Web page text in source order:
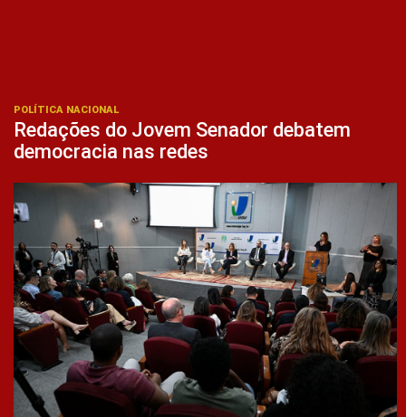
POLÍTICA NACIONAL
Redações do Jovem Senador debatem
democracia nas redes